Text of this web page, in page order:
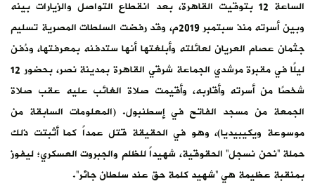
الساعة 12 بتوقيت القاهرة، بعد انقطاع التواصل والزيارات بينه
وبين أسرته منذ سبتمبر 2019م، وقد رفضت السلطات المصرية تسليم
جثمان عصام العريان لعائلته وأبلغتها أنها ستدفنه بمعرفتها، ودُفن
ليلًا في مقبرة مرشدي الجماعة شرقي القاهرة بمدينة نصر، بحضور 12
شخصًا من أسرته وأقاربه، وأقيمت صلاة الغائب عليه عقب صلاة
الجمعة من مسجد الفاتح في إسطنبول. (المعلومات السابقة من
موسوعة ويكيبيديا)، وهو في الحقيقة قتل عمداً كما أثبتت ذلك
حملة “نحن نسجل” الحقوقية، شهيداً للظلم والجبروت العسكري؛ ليفوز
بمنقبة عظيمة هي “شهيد كلمة حق عند سلطان جائر”.